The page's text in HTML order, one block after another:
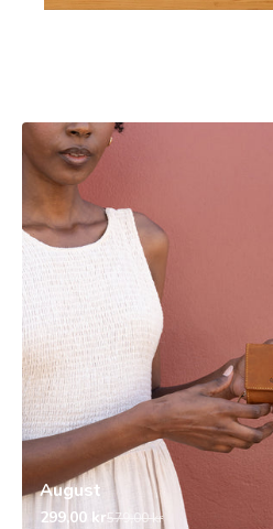
August
299,00 kr579,00 kr